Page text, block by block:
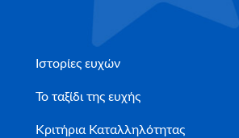
Ιστορίες ευχών
Το ταξίδι της ευχής
Κριτήρια Καταλληλότητας